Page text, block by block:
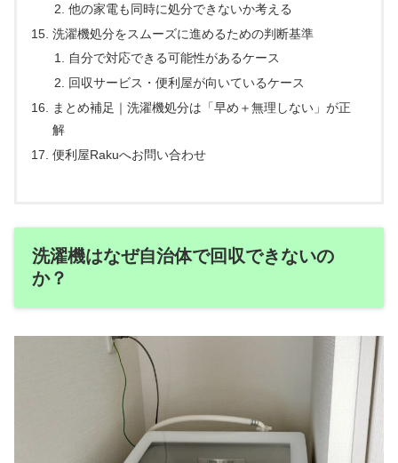
他の家電も同時に処分できないか考える
洗濯機処分をスムーズに進めるための判断基準
自分で対応できる可能性があるケース
回収サービス・便利屋が向いているケース
まとめ補足｜洗濯機処分は「早め＋無理しない」が正
解
便利屋Rakuへお問い合わせ
洗濯機はなぜ自治体で回収できないの
か？